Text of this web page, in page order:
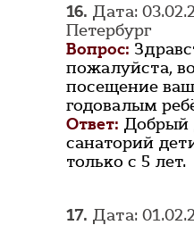
16. Дата:
Петербург
Вопрос:
пожалуйста,
посещение
годовалым
Ответ: Добрый
санаторий
только с 5 лет.
17. Дата: